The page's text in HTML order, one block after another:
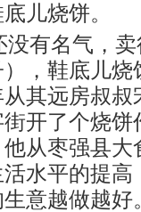
儿烧饼。
有名气，卖
，鞋底儿
其远房叔
开了个烧
从枣强县
水平的提
意越做越好